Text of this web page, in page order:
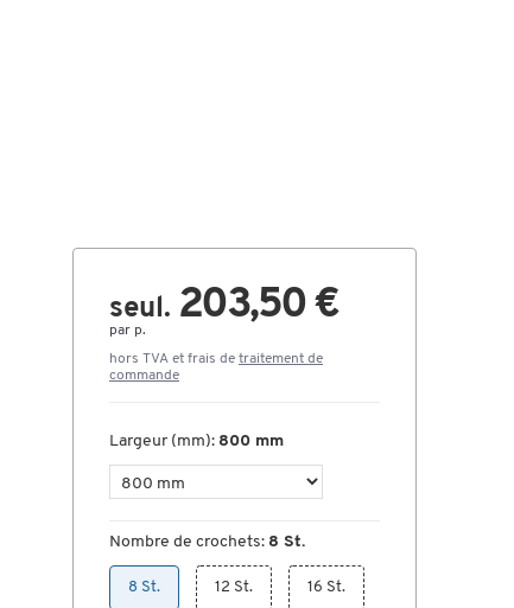
seul. 203,50 €
par p.
hors TVA et frais de traitement de
commande
Largeur (mm): 800 mm
Nombre de crochets: 8 St.
8 St. 12 St. 16 St.